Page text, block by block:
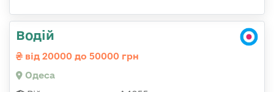
Водій
від 20000 до 50000 грн
Одеса